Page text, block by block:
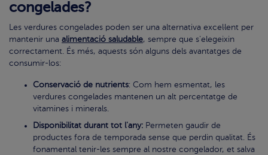
congelades?
Les verdures congelades poden ser una alternativa excel·lent per
mantenir una alimentació saludable, sempre que s'elegeixin
correctament. És més, aquests són alguns dels avantatges de
consumir-los:
Conservació de nutrients: Com hem esmentat, les
verdures congelades mantenen un alt percentatge de
vitamines i minerals.
Disponibilitat durant tot l'any: Permeten gaudir de
productes fora de temporada sense que perdin qualitat. És
fonamental tenir-les sempre al nostre congelador, et salva